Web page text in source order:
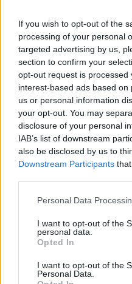
If you wish to opt-out of the
processing of your personal
targeted advertising by us,
section to confirm your
opt-out request is processed
interest-based ads based
us or personal information
your opt-out. You may
disclosure of your personal
IAB’s list of downstream
also be disclosed by us to
Downstream Participants
Please note that this
not limited to your visit or
grant or deny consent to
use your data for below
consent section.
Personal Data
I want to opt-out of the
personal data.
Opted In
I want to opt-out of the
Personal Data.
ΔΙΑΒΑΣΤΕ ΕΠΙΣΗΣ